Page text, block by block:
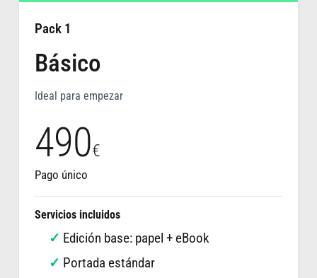
Pack 1
Básico
Ideal para empezar
490€
Pago único
Servicios incluidos
Edición base: papel + eBook
Portada estándar